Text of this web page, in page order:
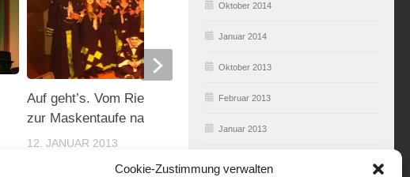
Cookie-Zustimmung verwalten
Auf geht’s. Vom Riegelberg Gugga
zur Maskentaufe nach Kerkingen
12. JANUAR 2013
… und weiter geht’s.
Oktober 2014
Januar 2014
Oktober 2013
Februar 2013
Januar 2013